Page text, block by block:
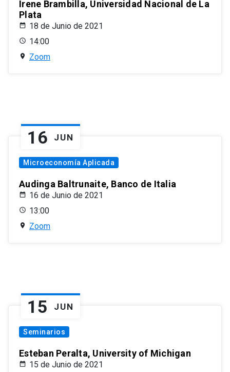
Irene Brambilla, Universidad Nacional de La
Plata
18 de Junio de 2021
14:00
Zoom
16 JUN
Microeconomía Aplicada
Audinga Baltrunaite, Banco de Italia
16 de Junio de 2021
13:00
Zoom
15 JUN
Seminarios
Esteban Peralta, University of Michigan
15 de Junio de 2021